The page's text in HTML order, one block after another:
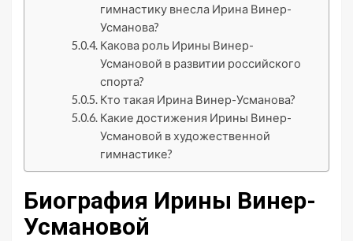
гимнастику внесла Ирина Винер-
Усманова?
Какова роль Ирины Винер-
Усмановой в развитии российского
спорта?
Кто такая Ирина Винер-Усманова?
Какие достижения Ирины Винер-
Усмановой в художественной
гимнастике?
Биография Ирины Винер-
Усмановой